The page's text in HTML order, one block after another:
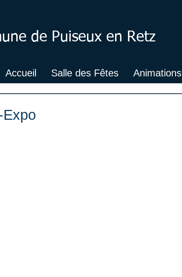
de Puiseux en Retz
Accueil Salle des Fêtes Animations